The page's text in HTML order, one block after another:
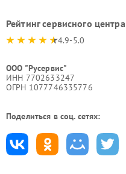
Рейтинг сервисного центра
4.9-5.0
ООО "Русервис"
ИНН 7702633247
ОГРН 1077746335776
Поделиться в соц. сетях: